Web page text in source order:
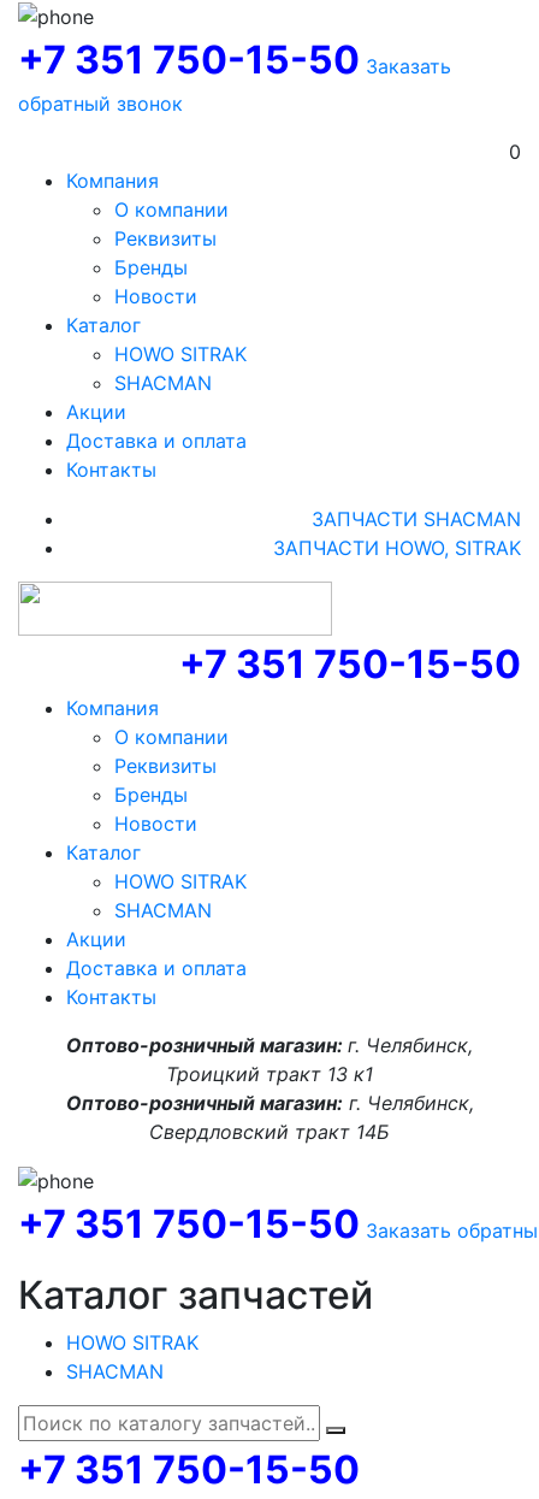
+7 351 750-15-50 Заказать
обратный звонок
0
Компания
О компании
Реквизиты
Бренды
Новости
Каталог
HOWO SITRAK
SHACMAN
Акции
Доставка и оплата
Контакты
ЗАПЧАСТИ SHACMAN
ЗАПЧАСТИ HOWO, SITRAK
+7 351 750-15-50
Компания
О компании
Реквизиты
Бренды
Новости
Каталог
HOWO SITRAK
SHACMAN
Акции
Доставка и оплата
Контакты
Оптово-розничный магазин: г. Челябинск,
Троицкий тракт 13 к1
Оптово-розничный магазин:г. Челябинск,
Свердловский тракт 14Б
+7 351 750-15-50 Заказать
Каталог запчастей
HOWO SITRAK
SHACMAN
+7 351 750-15-50